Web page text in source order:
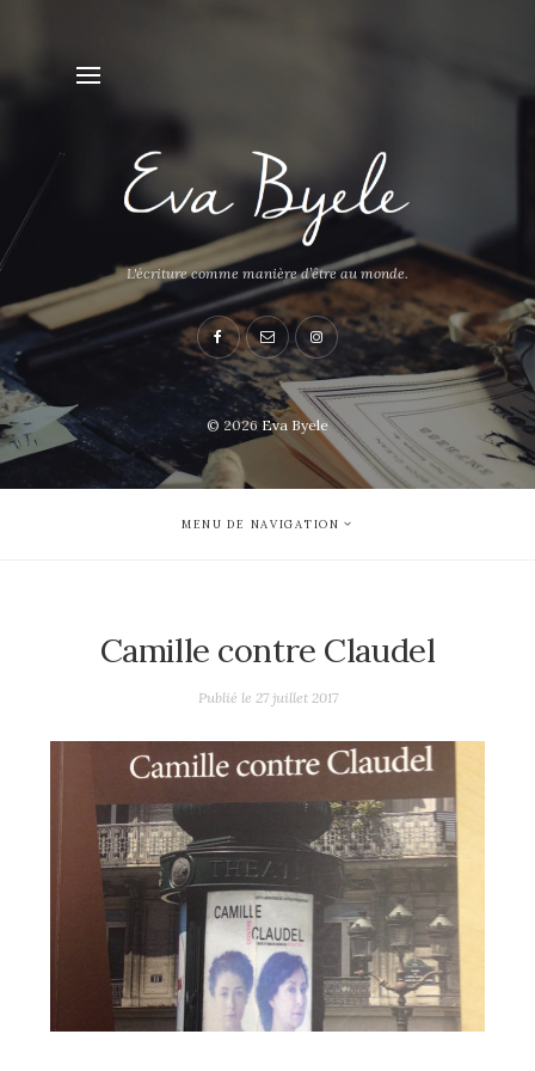
L'écriture comme manière d’être au monde.
© 2026 Eva Byele
MENU DE NAVIGATION
Camille contre Claudel
Publié le 27 juillet 2017